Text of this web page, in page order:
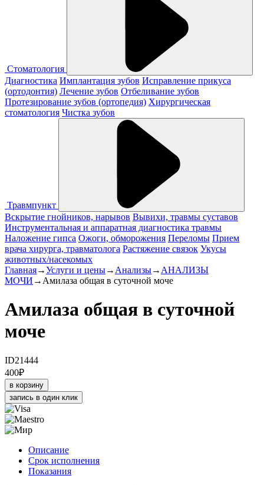
Стоматология
Диагностика Имплантация зубов Исправление прикуса
(ортодонтия) Лечение зубов Отбеливание зубов
Протезирование зубов (ортопедия) Хирургическая
стоматология Чистка зубов
Травмпункт
Вскрытие гнойников, нарывов Вывихи, травмы суставов
Инструментальная и аппаратная диагностика травмы
Наложение гипса Ожоги, обморожения Переломы Прием
врача хирурга, травматолога Растяжение связок Укусы
животных/насекомых
Главная→Услуги и цены→ Анализы→ АНАЛИЗЫ
МОЧИ → Амилаза общая в суточной моче
Амилаза общая в суточной
моче
ID21444
400₽
в корзину
запись в один клик
Описание
Срок исполнения
Показания